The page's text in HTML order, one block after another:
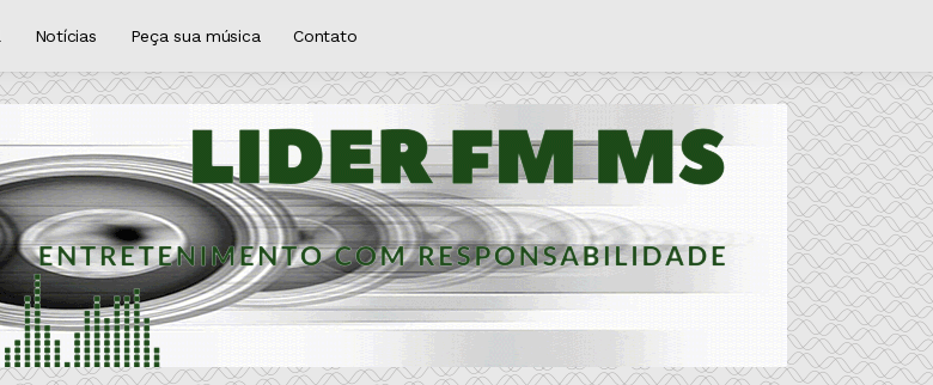
Notícias Peça sua música Contato